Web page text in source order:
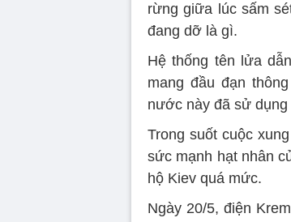
rừng giữa lúc sấm
đang dỡ là gì.
Hệ thống tên lửa
mang đầu đạn
nước này đã sử
Trong suốt cuộc
sức mạnh hạt nhân
hộ Kiev quá mức.
Ngày 20/5, điện